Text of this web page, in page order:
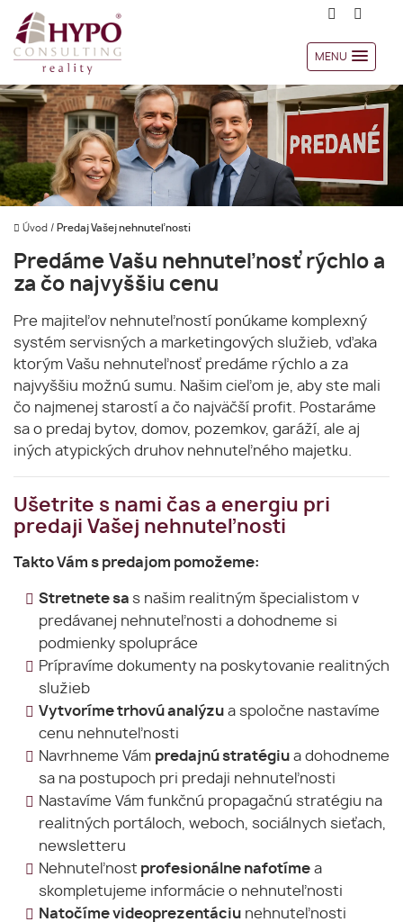
MENU
Úvod / Predaj Vašej nehnuteľnosti
Predáme Vašu nehnuteľnosť rýchlo a
za čo najvyššiu cenu
Pre majiteľov nehnuteľností ponúkame komplexný
systém servisných a marketingových služieb, vďaka
ktorým Vašu nehnuteľnosť predáme rýchlo a za
najvyššiu možnú sumu. Našim cieľom je, aby ste mali
čo najmenej starostí a čo najväčší profit. Postaráme
sa o predaj bytov, domov, pozemkov, garáží, ale aj
iných atypických druhov nehnuteľného majetku.
Ušetrite s nami čas a energiu pri
predaji Vašej nehnuteľnosti
Takto Vám s predajom pomožeme:
Stretnete sa s našim realitným špecialistom v
predávanej nehnuteľnosti a dohodneme si
podmienky spolupráce
Prípravíme dokumenty na poskytovanie realitných
služieb
Vytvoríme trhovú analýzu a spoločne nastavíme
cenu nehnuteľnosti
Navrhneme Vám predajnú stratégiu a dohodneme
sa na postupoch pri predaji nehnuteľnosti
Nastavíme Vám funkčnú propagačnú stratégiu na
realitných portáloch, weboch, sociálnych sieťach,
newsletteru
Nehnuteľnost profesionálne nafotíme a
skompletujeme informácie o nehnuteľnosti
Natočíme videoprezentáciu nehnuteľnosti